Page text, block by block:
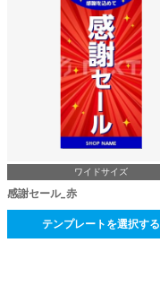
ワイドサイズ
感謝セール_赤
テンプレートを選択する